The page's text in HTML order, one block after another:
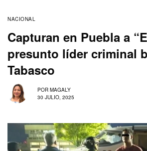
NACIONAL
Capturan en Puebla a
presunto líder criminal
Tabasco
POR MAGALY
30 JULIO, 2025